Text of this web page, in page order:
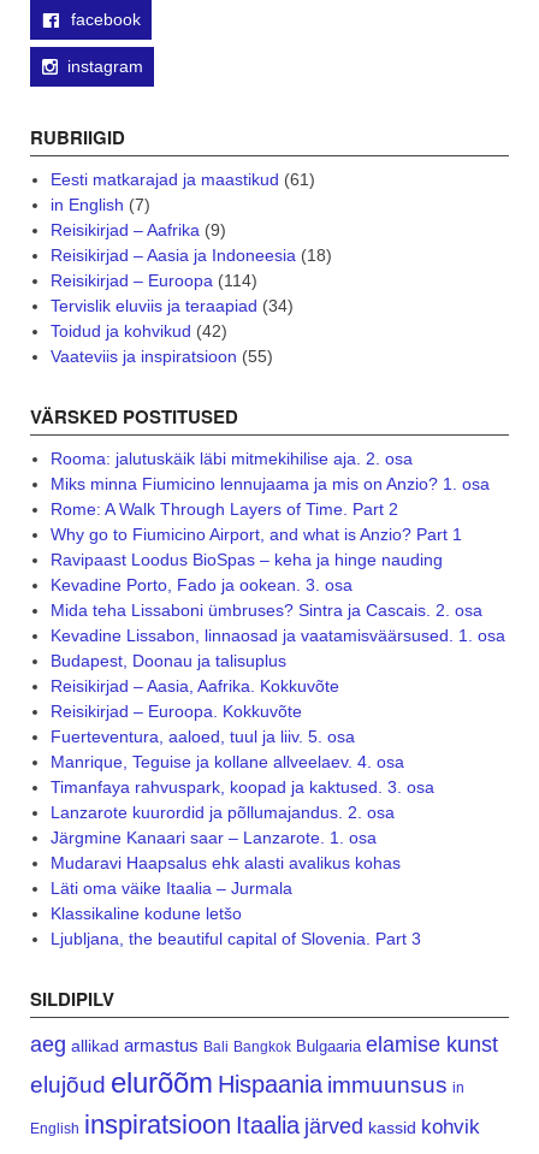
facebook
instagram
RUBRIIGID
Eesti matkarajad ja maastikud (61)
in English (7)
Reisikirjad – Aafrika(9)
Reisikirjad – Aasia ja Indoneesia(18)
Reisikirjad – Euroopa(114)
Tervislik eluviis ja teraapiad (34)
Toidud ja kohvikud (42)
Vaateviis ja inspiratsioon (55)
VÄRSKED POSTITUSED
Rooma: jalutuskäik läbi mitmekihilise aja. 2. osa
Miks minna Fiumicino lennujaama ja mis on Anzio? 1. osa
Rome: A Walk Through Layers of Time. Part 2
Why go to Fiumicino Airport, and what is Anzio? Part 1
Ravipaast Loodus BioSpas – keha ja hinge nauding
Kevadine Porto, Fado ja ookean. 3. osa
Mida teha Lissaboni ümbruses? Sintra ja Cascais. 2. osa
Kevadine Lissabon, linnaosad ja vaatamisväärsused. 1. osa
Budapest, Doonau ja talisuplus
Reisikirjad – Aasia, Aafrika. Kokkuvõte
Reisikirjad – Euroopa. Kokkuvõte
Fuerteventura, aaloed, tuul ja liiv. 5. osa
Manrique, Teguise ja kollane allveelaev. 4. osa
Timanfaya rahvuspark, koopad ja kaktused. 3. osa
Lanzarote kuurordid ja põllumajandus. 2. osa
Järgmine Kanaari saar – Lanzarote. 1. osa
Mudaravi Haapsalus ehk alasti avalikus kohas
Läti oma väike Itaalia – Jurmala
Klassikaline kodune letšo
Ljubljana, the beautiful capital of Slovenia. Part 3
SILDIPILV
aeg allikad armastus Bali Bangkok Bulgaaria elamise kunst
elujõud elurõõm Hispaania immuunsus in
English inspiratsioon Itaalia järved kassid kohvik